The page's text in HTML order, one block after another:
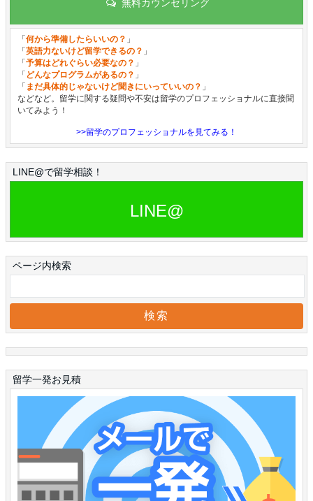
無料カウンセリング
「 何から準備したらいいの？ 」
「 英語力ないけど留学できるの？ 」
「 予算はどれぐらい必要なの？ 」
「 どんなプログラムがあるの？ 」
「 まだ具体的じゃないけど聞きにいっていいの？ 」
などなど。留学に関する疑問や不安は留学のプロフェッショナルに直接聞
いてみよう！
>>留学のプロフェッショナルを見てみる！
LINE@で留学相談！
LINE@
ページ内検索
留学一発お見積